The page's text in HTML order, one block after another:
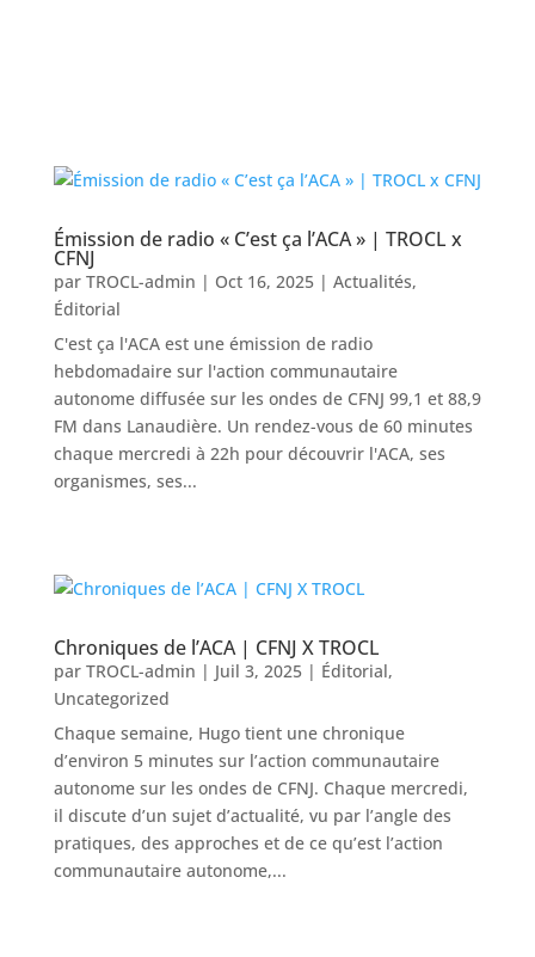
Émission de radio « C’est ça l’ACA » | TROCL x
CFNJ
par TROCL-admin | Oct 16, 2025| Actualités,
Éditorial
C'est ça l'ACA est une émission de radio
hebdomadaire sur l'action communautaire
autonome diffusée sur les ondes de CFNJ 99,1 et 88,9
FM dans Lanaudière. Un rendez-vous de 60 minutes
chaque mercredi à 22h pour découvrir l'ACA, ses
organismes, ses...
Chroniques de l’ACA | CFNJ X TROCL
par TROCL-admin | Juil 3, 2025| Éditorial,
Uncategorized
Chaque semaine, Hugo tient une chronique
d’environ 5 minutes sur l’action communautaire
autonome sur les ondes de CFNJ. Chaque mercredi,
il discute d’un sujet d’actualité, vu par l’angle des
pratiques, des approches et de ce qu’est l’action
communautaire autonome,...